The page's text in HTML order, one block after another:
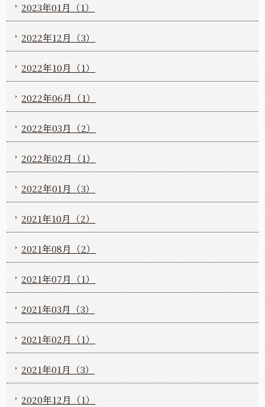
2023年01月（1）
2022年12月（3）
2022年10月（1）
2022年06月（1）
2022年03月（2）
2022年02月（1）
2022年01月（3）
2021年10月（2）
2021年08月（2）
2021年07月（1）
2021年03月（3）
2021年02月（1）
2021年01月（3）
2020年12月（1）